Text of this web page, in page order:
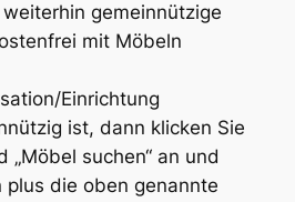
gemeinnützige
mit Möbeln
Einrichtung
ist, dann klicken Sie
„Möbel suchen“ an und
plus die oben genannte